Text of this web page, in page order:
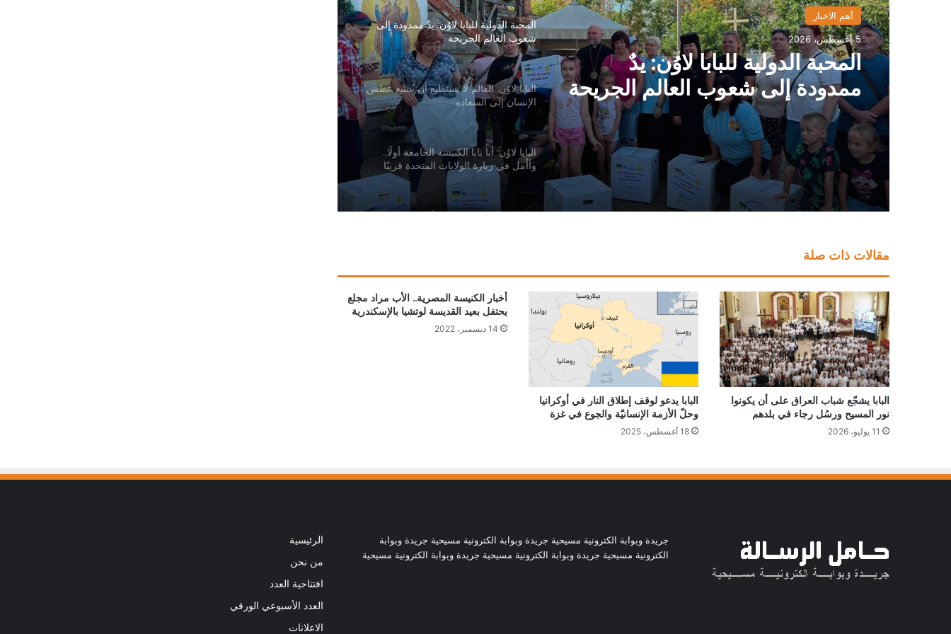
أهم الاخبار
5 أغسطس، 2026
المحبة الدولية للبابا لاوُن: يدٌ
ممدودة إلى شعوب العالم الجريحة
المحبة الدولية للبابا لاوُن: يدٌ ممدودة إلى
شعوب العالم الجريحة
البابا لاوُن: العالم لا يستطيع أن يُشبع عطش
الإنسان إلى السعادة
البابا لاوُن: أنا بابا الكنيسة الجامعة أولًا..
وأأمل في زيارة الولايات المتحدة قريبًا
البابا لاوُن يصدر القانون الأساسي الجديد
البابا: لتكن كل أداة تكنولوجية في خدمة
الحقيقة والخير
نعمة
البابا لاوُن يوجه رسالة إلى المشاركين في
سيامة أسقفية في الصين تظهر التزام البابا
لاوُن اتفاق تسمية المطارنة
مقالات ذات صلة
البابا يشجّع شباب العراق على أن يكونوا
نور المسيح ورسُل رجاء في بلدهم
11 يوليو، 2026
البابا يدعو لوقف إطلاق النار في أوكرانيا
وحلّ الأزمة الإنسانيّة والجوع في غزة
18 أغسطس، 2025
أخبار الكنيسة المصرية.. الأب مراد مجلع
يحتفل بعيد القديسة لوتشيا بالإسكندرية
14 ديسمبر، 2022
جريدة وبوابة الكترونية مسيحية جريدة وبوابة الكترونية مسيحية جريدة وبوابة
الكترونية مسيحية جريدة وبوابة الكترونية مسيحية جريدة وبوابة الكترونية مسيحية
الرئيسية
من نحن
افتتاحية العدد
العدد الأسبوعي الورقي
الاعلانات